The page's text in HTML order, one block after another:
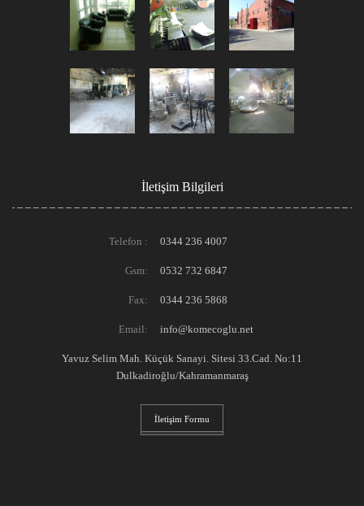
İletişim Bilgileri
Telefon : 0344 236 4007
Gsm: 0532 732 6847
Fax: 0344 236 5868
Email: info@komecoglu.net
Yavuz Selim Mah. Küçük Sanayi. Sitesi 33.Cad. No:11
Dulkadiroğlu/Kahramanmaraş
İletişim Formu